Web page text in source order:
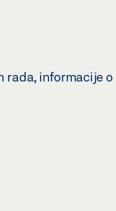
rada, informacije